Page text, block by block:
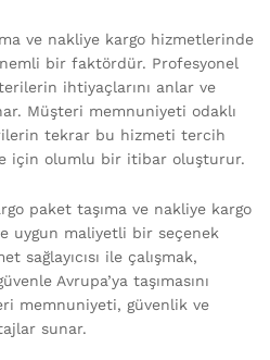
ve nakliye kargo hizmetlerinde
bir faktördür. Profesyonel
ihtiyaçlarını anlar ve
Müşteri memnuniyeti odaklı
tekrar bu hizmeti tercih
için olumlu bir itibar oluşturur.
paket taşıma ve nakliye kargo
uygun maliyetli bir seçenek
sağlayıcısı ile çalışmak,
Avrupa’ya taşımasını
memnuniyeti, güvenlik ve
sunar.